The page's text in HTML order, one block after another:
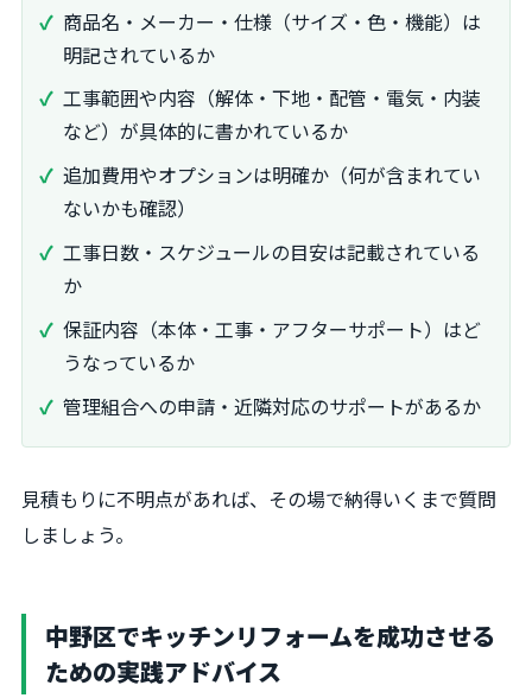
商品名・メーカー・仕様（サイズ・色・機能）は
明記されているか
工事範囲や内容（解体・下地・配管・電気・内装
など）が具体的に書かれているか
追加費用やオプションは明確か（何が含まれてい
ないかも確認）
工事日数・スケジュールの目安は記載されている
か
保証内容（本体・工事・アフターサポート）はど
うなっているか
管理組合への申請・近隣対応のサポートがあるか
見積もりに不明点があれば、その場で納得いくまで質問
しましょう。
中野区でキッチンリフォームを成功させる
ための実践アドバイス